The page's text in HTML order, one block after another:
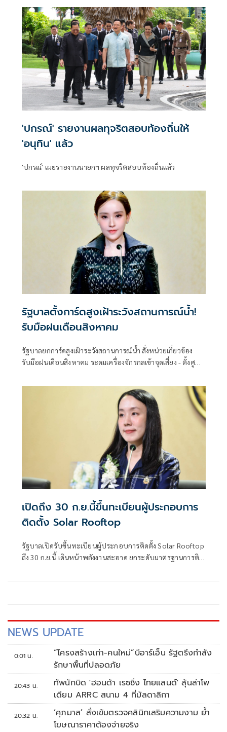
ผิดดำเนินการตามกฎหมายทันที
'ปกรณ์' รายงานผลทุจริตสอบท้องถิ่นให้
'อนุทิน' แล้ว
'ปกรณ์' เผยรายงานนายกฯ ผลทุจริตสอบท้องถิ่นแล้ว
รัฐบาลตั้งการ์ดสูงเฝ้าระวังสถานการณ์น้ำ!
รับมือฝนเดือนสิงหาคม
รัฐบาลยกการ์ดสูงเฝ้าระวังสถานการณ์น้ำ สั่งหน่วยเกี่ยวข้อง
รับมือฝนเดือนสิงหาคม ระดมเครื่องจักรกลเข้าจุดเสี่ยง - ตั้งศูนย์
เปิดถึง 30 ก.ย.นี้ขึ้นทะเบียนผู้ประกอบการ
ติดตั้ง Solar Rooftop
รัฐบาลเปิดรับขึ้นทะเบียนผู้ประกอบการติดตั้ง Solar Rooftop
ถึง 30 ก.ย.นี้ เดินหน้าพลังงานสะอาด ยกระดับมาตรฐานการติด
NEWS UPDATE
0:01 น.
“โครงสร้างเก่า-คนใหม่”บีอาร์เอ็น รัฐตรึงกำลัง
รักษาพื้นที่ปลอดภัย
20:43 น.
ทัพนักบิด 'ฮอนด้า เรซซิ่ง ไทยแลนด์' ลุ้นล่าโพ
เดียม ARRC สนาม 4 ที่มัลดาลิกา
20:32 น.
‘ศุภมาส’ สั่งเข้มตรวจคลินิกเสริมความงาม ย้ำ
โฆษณาราคาต้องจ่ายจริง